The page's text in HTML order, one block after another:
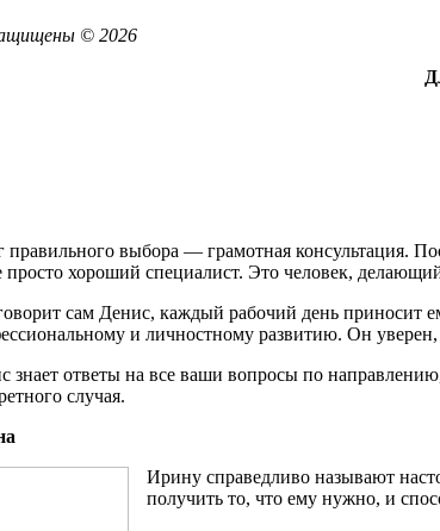
© 2026
правильного выбора — грамотная консультация.
хороший специалист. Это человек,
сам Денис, каждый рабочий день приносит
и личностному развитию. Он
знает ответы на все ваши вопросы по
случая.
Ирину справедливо называют
получить то, что ему нужно, и